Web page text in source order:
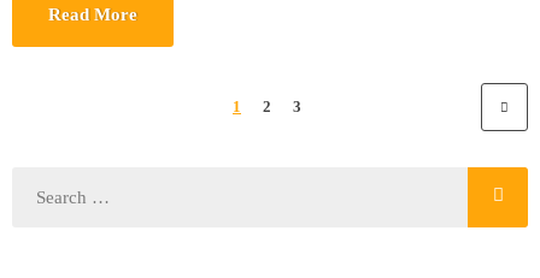
Read More
1 2 3